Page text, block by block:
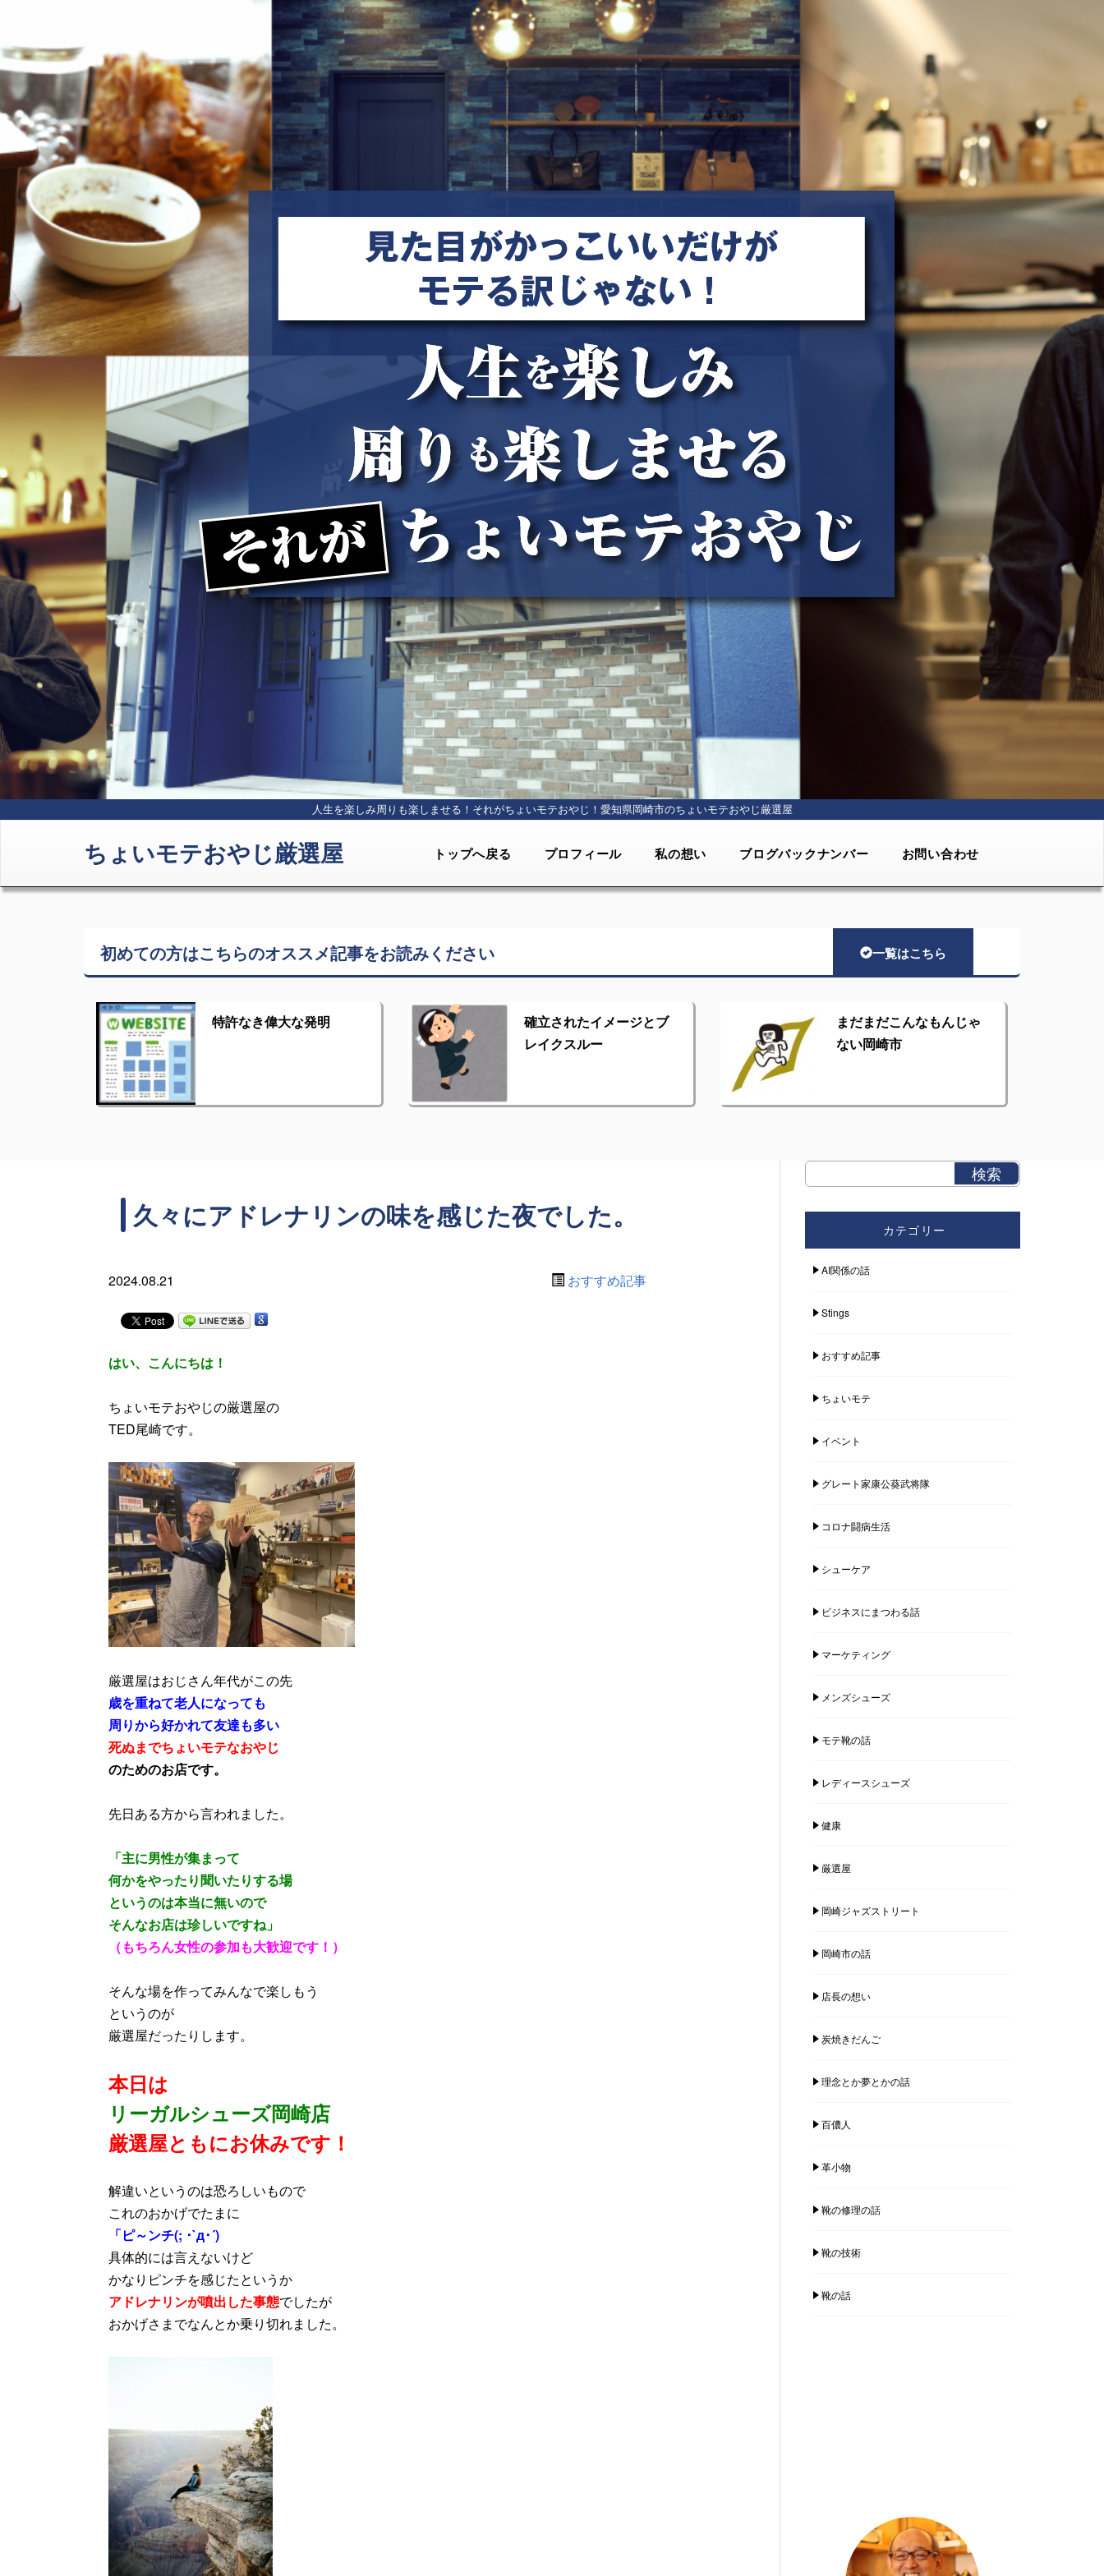
人生を楽しみ周りも楽しませる！それがちょいモテおやじ！ 愛知県岡崎市のちょいモテおやじ厳選屋
ちょいモテおやじ厳選屋 トップへ戻る プロフィール 私の想い ブログバックナンバー お問い合わせ
初めての方はこちらのオススメ記事をお読みください 一覧はこちら
特許なき偉大な発明
確立されたイメージとブ
レイクスルー
まだまだこんなもんじゃ
ない岡崎市
久々にアドレナリンの味を感じた夜でした。
2024.08.21 おすすめ記事
はい、こんにちは！
ちょいモテおやじの厳選屋の
TED尾崎です。
厳選屋はおじさん年代がこの先
歳を重ねて老人になっても
周りから好かれて友達も多い
死ぬまでちょいモテなおやじ
のためのお店です。
先日ある方から言われました。
「主に男性が集まって
何かをやったり聞いたりする場
というのは本当に無いので
そんなお店は珍しいですね」
（もちろん女性の参加も大歓迎です！）
そんな場を作ってみんなで楽しもう
というのが
厳選屋だったりします。
本日は
リーガルシューズ岡崎店
厳選屋ともにお休みです！
解違いというのは恐ろしいもので
これのおかげでたまに
「ピ～ンチ(; ･`д･´)
具体的には言えないけど
かなりピンチを感じたというか
アドレナリンが噴出した事態でしたが
おかげさまでなんとか乗り切れました。
カテゴリー
AI関係の話
Stings
おすすめ記事
ちょいモテ
イベント
グレート家康公葵武将隊
コロナ闘病生活
シューケア
ビジネスにまつわる話
マーケティング
メンズシューズ
モテ靴の話
レディースシューズ
健康
厳選屋
岡崎ジャズストリート
岡崎市の話
店長の想い
炭焼きだんご
理念とか夢とかの話
百儂人
革小物
靴の修理の話
靴の技術
靴の話